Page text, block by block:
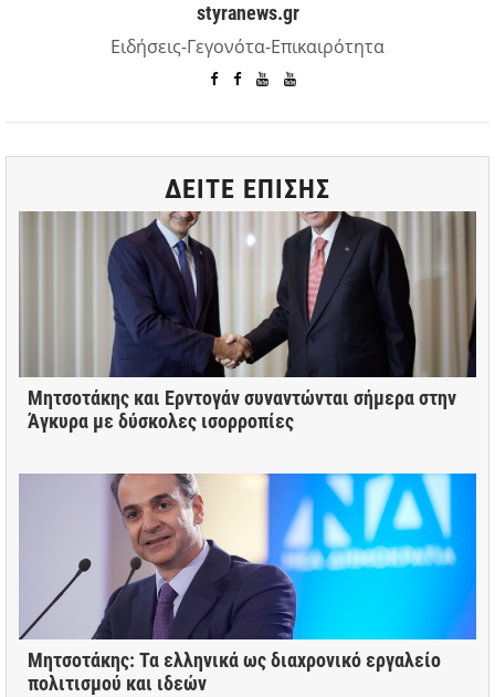
styranews.gr
Ειδήσεις-Γεγονότα-Επικαιρότητα
ΔΕΙΤΕ ΕΠΙΣΗΣ
Μητσοτάκης και Ερντογάν συναντώνται σήμερα στην
Άγκυρα με δύσκολες ισορροπίες
Μητσοτάκης: Τα ελληνικά ως διαχρονικό εργαλείο
πολιτισμού και ιδεών